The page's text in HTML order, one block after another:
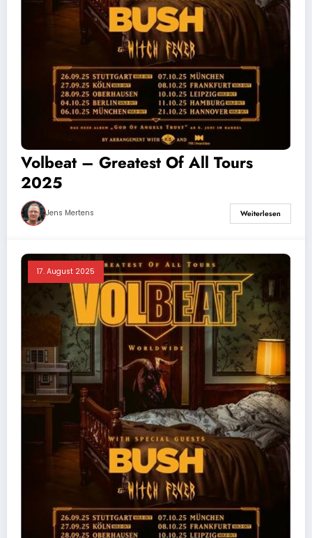
Volbeat – Greatest Of All Tours
2025
Jens Mertens Weiterlesen
17. August 2025